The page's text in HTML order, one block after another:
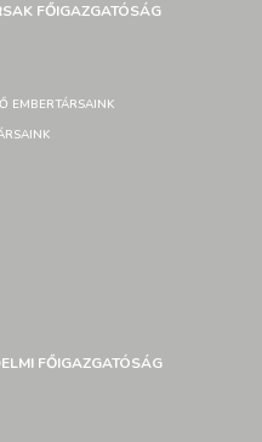
FŐIGAZGATÓSÁG
EMBERTÁRSAINK
FŐIGAZGATÓSÁG